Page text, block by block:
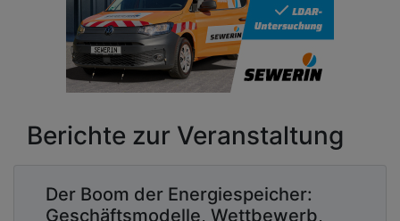
Berichte zur Veranstaltung
Der Boom der Energiespeicher:
Geschäftsmodelle, Wettbewerb,